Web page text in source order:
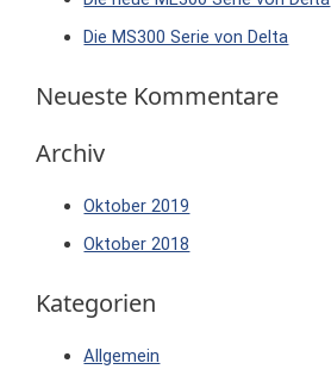
Die MS300 Serie von Delta
Neueste Kommentare
Archiv
Oktober 2019
Oktober 2018
Kategorien
Allgemein